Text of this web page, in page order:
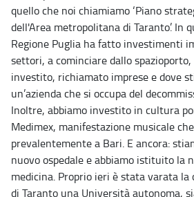
quello che noi chiamiamo ‘Piano
dell'Area metropolitana di Taranto’. In
Regione Puglia ha fatto investimenti
settori, a cominciare dallo spazioporto,
investito, richiamato imprese e dove
un’azienda che si occupa del
Inoltre, abbiamo investito in cultura
Medimex, manifestazione musicale
prevalentemente a Bari. E ancora:
nuovo ospedale e abbiamo istituito la
medicina. Proprio ieri è stata varata la
di Taranto una Università autonoma,